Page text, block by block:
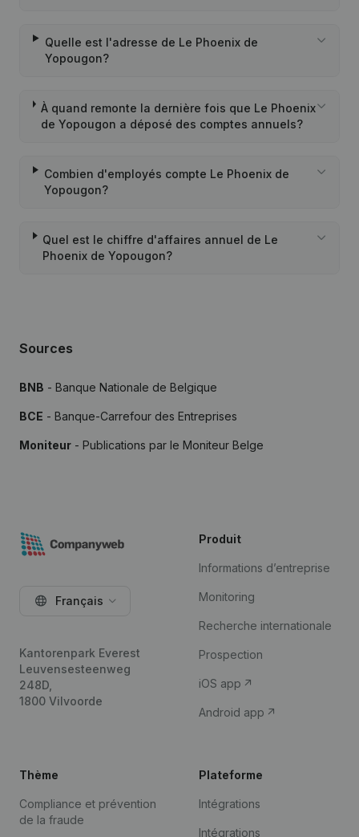
Quelle est l'adresse de Le Phoenix de
Yopougon?
À quand remonte la dernière fois que Le Phoenix
de Yopougon a déposé des comptes annuels?
Combien d'employés compte Le Phoenix de
Yopougon?
Quel est le chiffre d'affaires annuel de Le
Phoenix de Yopougon?
Sources
BNB - Banque Nationale de Belgique
BCE - Banque-Carrefour des Entreprises
Moniteur - Publications par le Moniteur Belge
Français
Kantorenpark Everest
Leuvensesteenweg
248D,
1800 Vilvoorde
Produit
Informations d’entreprise
Monitoring
Recherche internationale
Prospection
iOS app
Android app
Thème
Compliance et prévention
de la fraude
Plateforme
Intégrations
Intégrations